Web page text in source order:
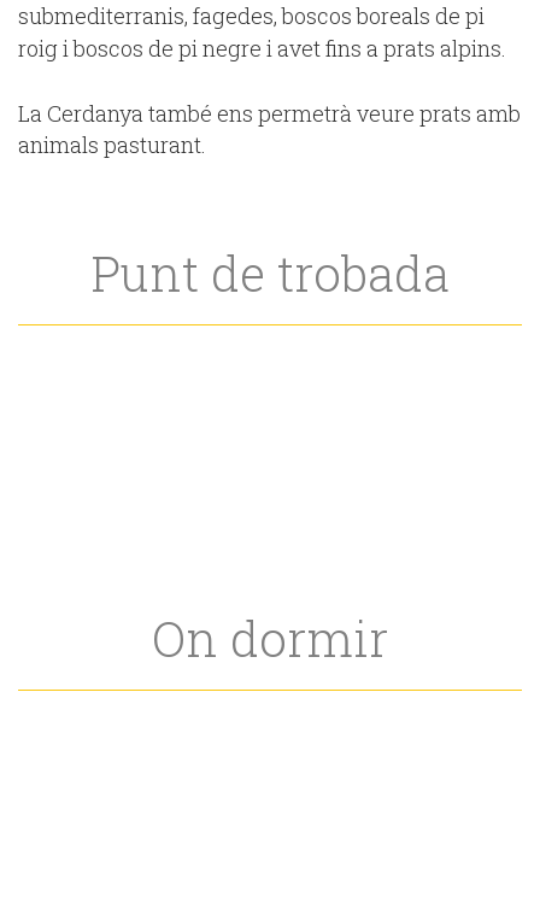
submediterranis, fagedes, boscos boreals de pi
roig i boscos de pi negre i avet fins a prats alpins.
La Cerdanya també ens permetrà veure prats amb
animals pasturant.
Punt de trobada
On dormir